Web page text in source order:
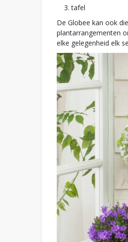
tafel
De Globee kan ook
plantarrangementen
elke gelegenheid elk